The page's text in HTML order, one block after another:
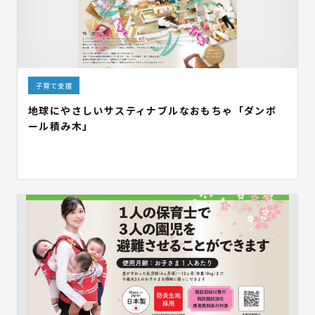
子育て支援
地球にやさしいサスティナブルなおもちゃ「ダンボ
ール積み木」